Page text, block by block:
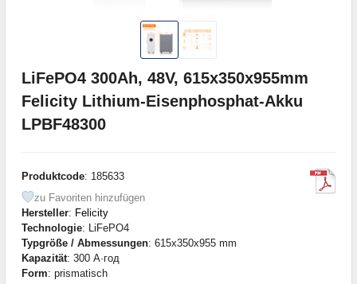
LiFePO4 300Ah, 48V, 615x350x955mm
Felicity Lithium-Eisenphosphat-Akku
LPBF48300
Produktcode: 185633
zu Favoriten hinzufügen
Hersteller: Felicity
Technologie: LiFePO4
Typgröße / Abmessungen: 615x350x955 mm
Kapazität: 300 А·год
Form: prismatisch